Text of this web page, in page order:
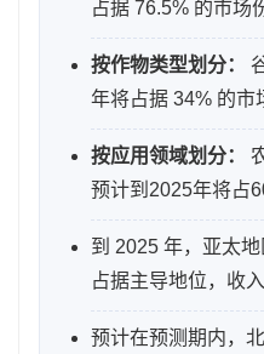
占据 76.5% 的市场
按作物类型划分：
年将占据 34% 的市
按应用领域划分：
预计到2025年将占
到 2025 年，亚太
占据主导地位，收
预计在预测期内，